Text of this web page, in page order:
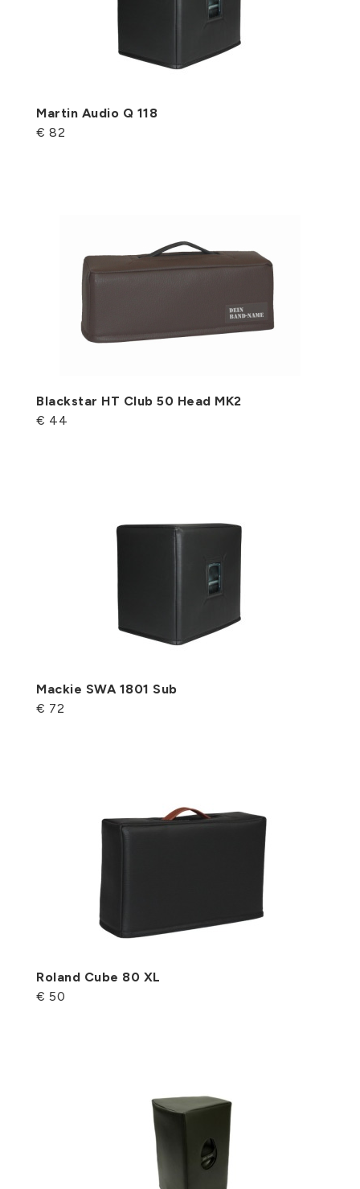
Martin Audio Q 118
€ 82
Blackstar HT Club 50 Head MK2
€ 44
Mackie SWA 1801 Sub
€ 72
Roland Cube 80 XL
€ 50